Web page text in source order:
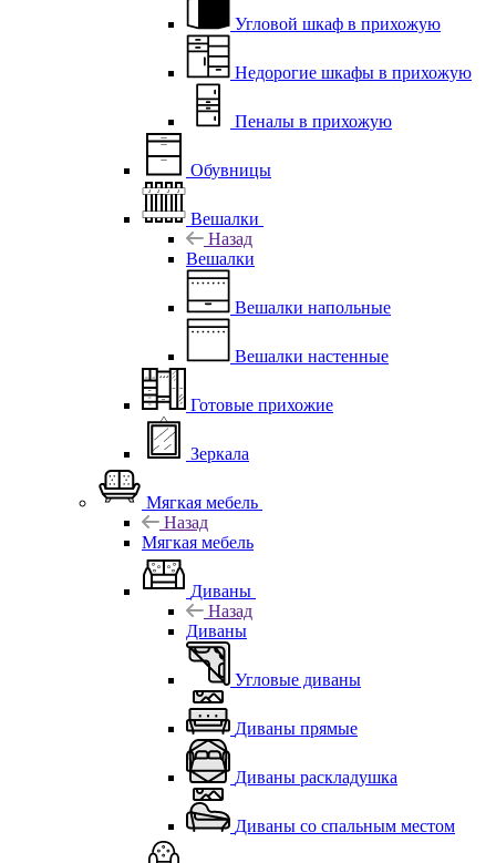
Угловой шкаф в прихожую
Недорогие шкафы в прихожую
Пеналы в прихожую
Обувницы
Вешалки
Назад
Вешалки
Вешалки напольные
Вешалки настенные
Готовые прихожие
Зеркала
Мягкая мебель
Назад
Мягкая мебель
Диваны
Назад
Диваны
Угловые диваны
Диваны прямые
Диваны раскладушка
Диваны со спальным местом